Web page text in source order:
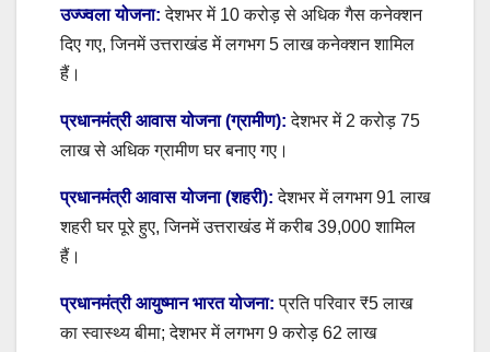
उज्ज्वला योजना: देशभर में 10 करोड़ से अधिक गैस कनेक्शन
दिए गए, जिनमें उत्तराखंड में लगभग 5 लाख कनेक्शन शामिल
हैं।
प्रधानमंत्री आवास योजना (ग्रामीण): देशभर में 2 करोड़ 75
लाख से अधिक ग्रामीण घर बनाए गए।
प्रधानमंत्री आवास योजना (शहरी): देशभर में लगभग 91 लाख
शहरी घर पूरे हुए, जिनमें उत्तराखंड में करीब 39,000 शामिल
हैं।
प्रधानमंत्री आयुष्मान भारत योजना: प्रति परिवार ₹5 लाख
का स्वास्थ्य बीमा; देशभर में लगभग 9 करोड़ 62 लाख